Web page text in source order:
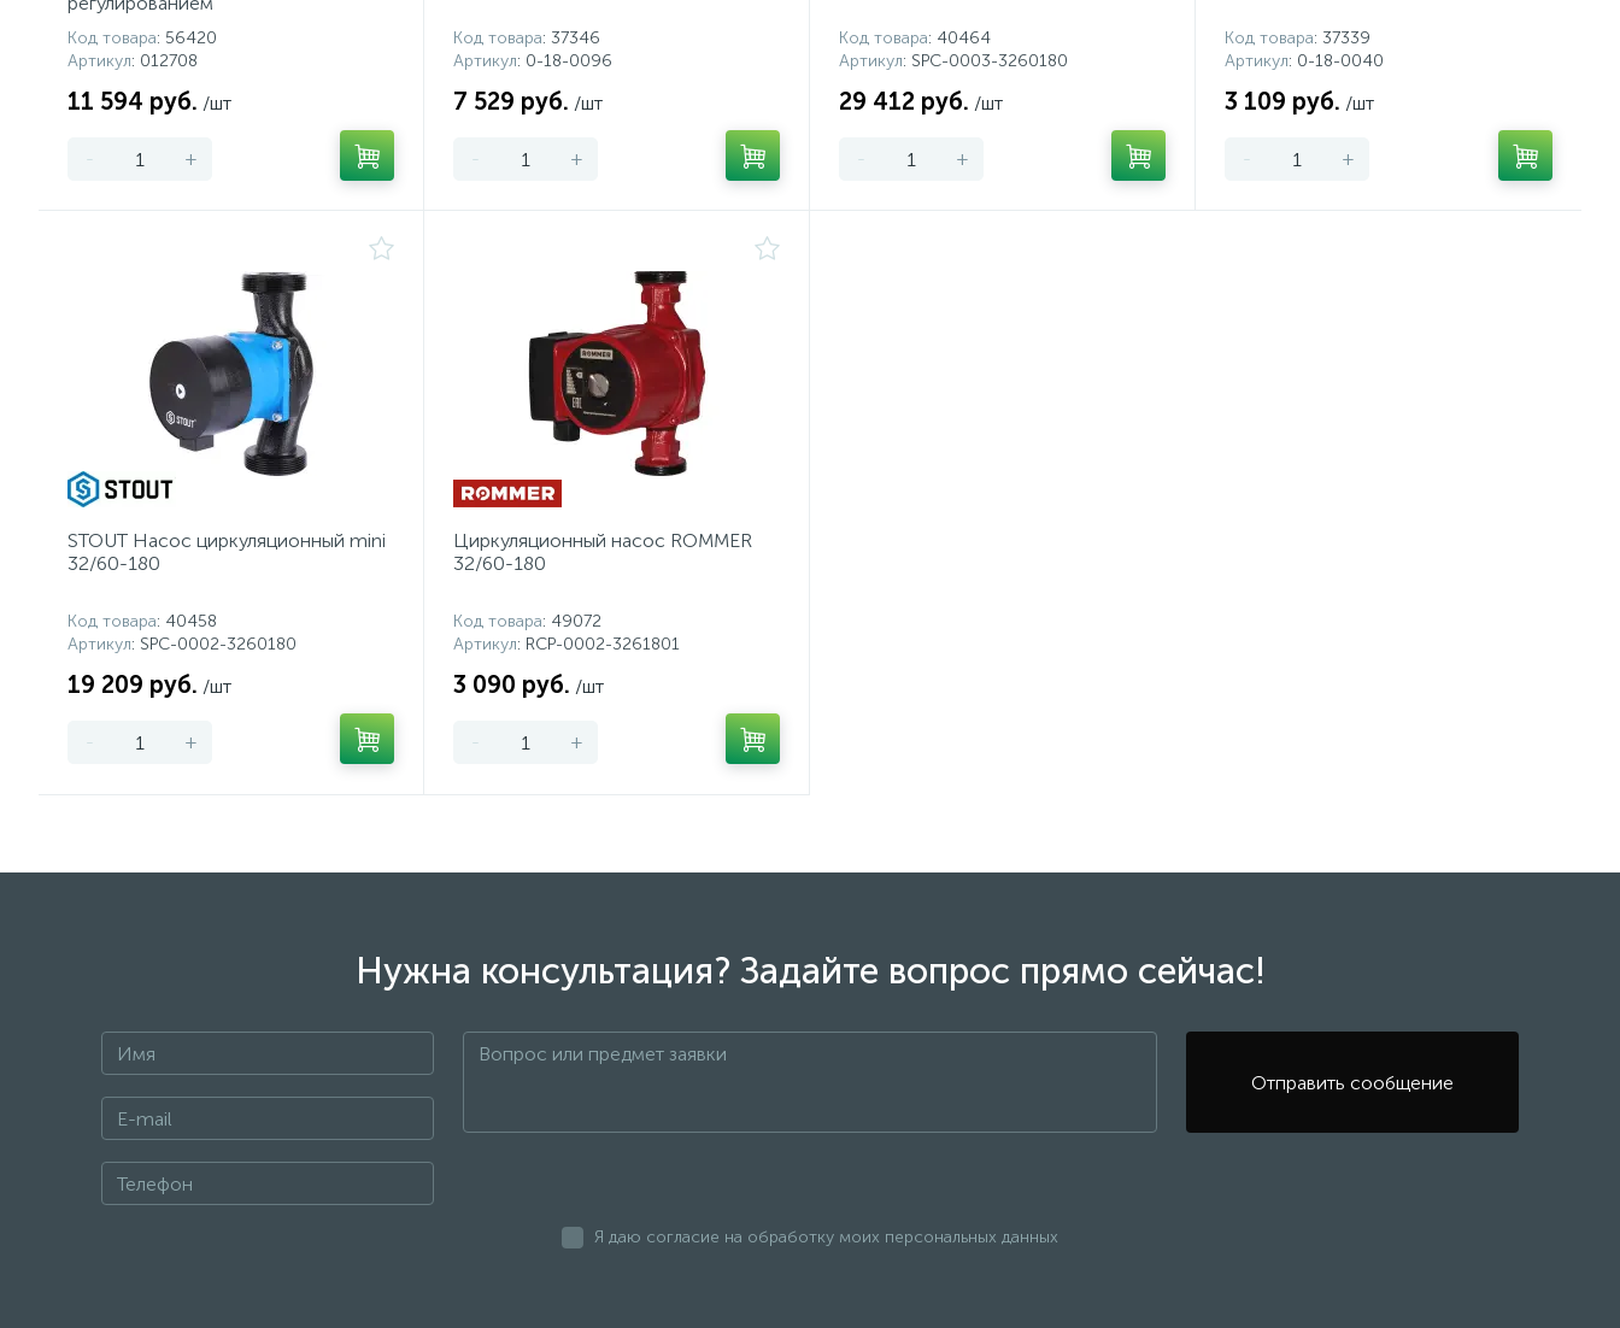
Код товара: 56420
Артикул: 012708
11 594 руб. /шт
- +
Код товара: 37346
Артикул: 0-18-0096
7 529 руб. /шт
- +
Код товара: 40464
Артикул: SPC-0003-3260180
29 412 руб. /шт
- +
Код товара: 37339
Артикул: 0-18-0040
3 109 руб. /шт
- +
STOUT Насос циркуляционный mini
32/60-180
Код товара: 40458
Артикул: SPC-0002-3260180
19 209 руб. /шт
- +
Циркуляционный насос ROMMER
32/60-180
Код товара: 49072
Артикул: RCP-0002-3261801
3 090 руб. /шт
- +
Нужна консультация? Задайте вопрос прямо сейчас!
Отправить сообщение
Я даю согласие на обработку моих персональных данных